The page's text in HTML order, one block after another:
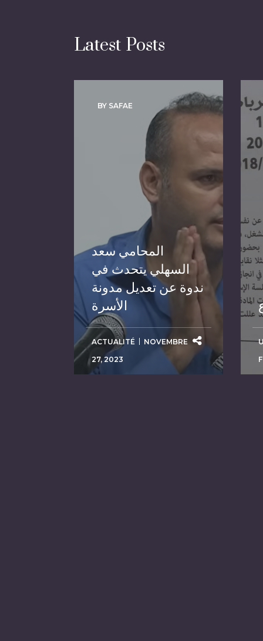
Latest Posts
BY SAFAE
المحامي سعد
السهلي يتحدث في
ندوة عن تعديل مدونة
الأسرة
ACTUALITÉ
NOVEMBRE
27, 2023